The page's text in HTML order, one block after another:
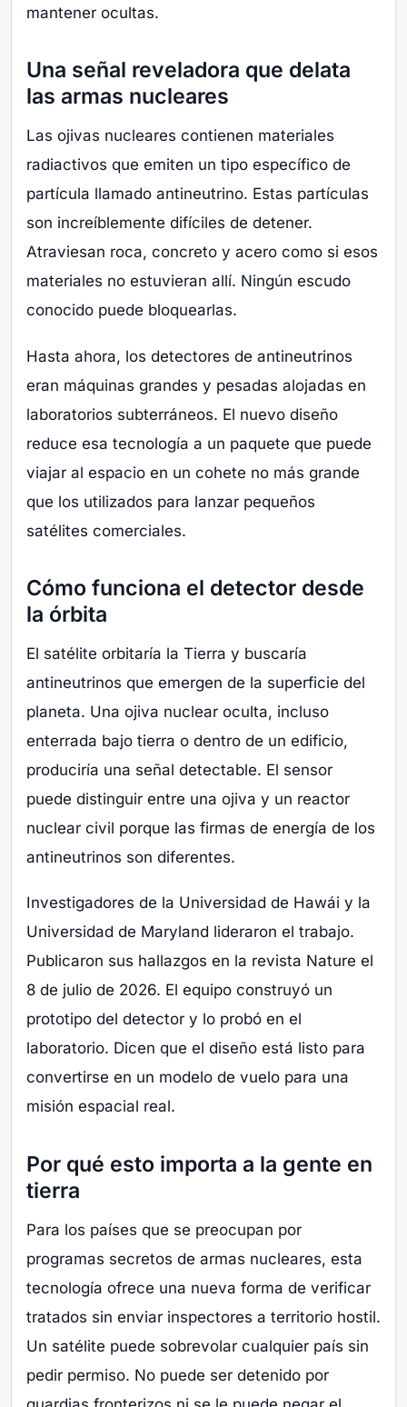
mantener ocultas.
Una señal reveladora que delata
las armas nucleares
Las ojivas nucleares contienen materiales
radiactivos que emiten un tipo específico de
partícula llamado antineutrino. Estas partículas
son increíblemente difíciles de detener.
Atraviesan roca, concreto y acero como si esos
materiales no estuvieran allí. Ningún escudo
conocido puede bloquearlas.
Hasta ahora, los detectores de antineutrinos
eran máquinas grandes y pesadas alojadas en
laboratorios subterráneos. El nuevo diseño
reduce esa tecnología a un paquete que puede
viajar al espacio en un cohete no más grande
que los utilizados para lanzar pequeños
satélites comerciales.
Cómo funciona el detector desde
la órbita
El satélite orbitaría la Tierra y buscaría
antineutrinos que emergen de la superficie del
planeta. Una ojiva nuclear oculta, incluso
enterrada bajo tierra o dentro de un edificio,
produciría una señal detectable. El sensor
puede distinguir entre una ojiva y un reactor
nuclear civil porque las firmas de energía de los
antineutrinos son diferentes.
Investigadores de la Universidad de Hawái y la
Universidad de Maryland lideraron el trabajo.
Publicaron sus hallazgos en la revista Nature el
8 de julio de 2026. El equipo construyó un
prototipo del detector y lo probó en el
laboratorio. Dicen que el diseño está listo para
convertirse en un modelo de vuelo para una
misión espacial real.
Por qué esto importa a la gente en
tierra
Para los países que se preocupan por
programas secretos de armas nucleares, esta
tecnología ofrece una nueva forma de verificar
tratados sin enviar inspectores a territorio hostil.
Un satélite puede sobrevolar cualquier país sin
pedir permiso. No puede ser detenido por